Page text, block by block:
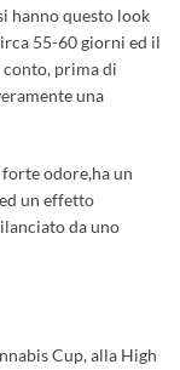
hanno questo look
55-60 giorni ed il
conto, prima di
una
forte odore,ha un
un effetto
da uno
Cup, alla High